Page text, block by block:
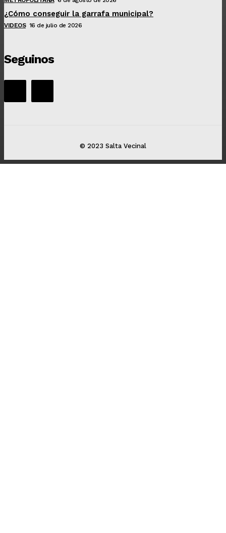
¿Cómo conseguir la garrafa municipal?
VIDEOS 16 de julio de 2026
Seguinos
© 2023 Salta Vecinal